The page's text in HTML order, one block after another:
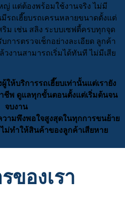
ญ่ แต่ต้องพร้อมใช้งานจริง ไม่มี
รถเฮี๊ยบรถเครนหลายขนาดตั้งแต่
ม เช่น สลิง ระบบเซฟตี้ครบทุกจุด
ารตรวจเช็กอย่างละเอียด ลูกค้า
วงานสามารถเริ่มได้ทันที ไม่มีเสีย
ให้บริการรถเฮี๊ยบเท่านั้นแต่เรายัง
ชีพ ดูแลทุกขั้นตอนตั้งแต่เริ่มต้นจน
จบงาน
ามพึงพอใจสูงสุดในทุกการขนย้าย
ม่ทำให้สินค้าของลูกค้าเสียหาย
ของเรา